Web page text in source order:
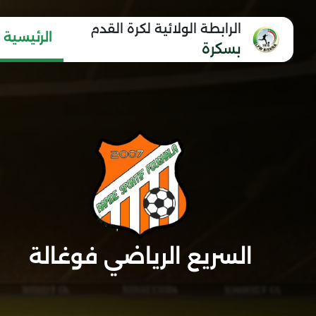
الرابطة الولائية لكرة القدم
بسكرة
الرئيسية
السريع الرياضي فوغالة